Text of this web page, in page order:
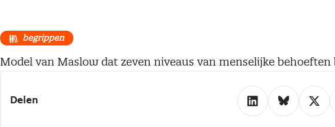
begrippen
Model van Maslow dat zeven niveaus van menselijke
Delen